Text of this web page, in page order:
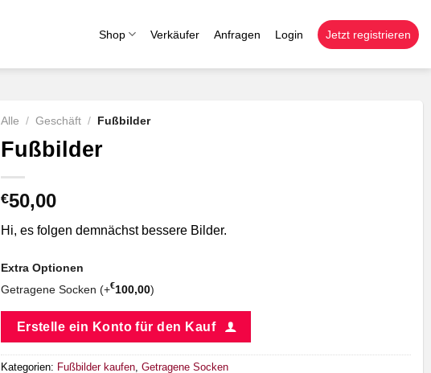
Shop Verkäufer Anfragen Login Jetzt registrieren
Alle / Geschäft / Fußbilder
Fußbilder
€50,00
Hi, es folgen demnächst bessere Bilder.
Extra Optionen
Getragene Socken (+€100,00)
Erstelle ein Konto für den Kauf
Kategorien: Fußbilder kaufen, Getragene Socken